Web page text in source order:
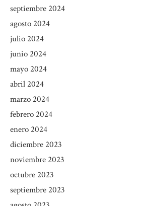
septiembre 2024
agosto 2024
julio 2024
junio 2024
mayo 2024
abril 2024
marzo 2024
febrero 2024
enero 2024
diciembre 2023
noviembre 2023
octubre 2023
septiembre 2023